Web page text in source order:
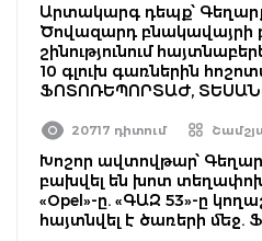
Արտակարգ դեպք՝
Ծովազարդ բնակավայրի
շինությունում
10 գլուխ գառներին
ՖՈՏՈՌԵՊՈՐՏԱԺ,
20717 դիտում
Խոշոր ավտովթար՝
բախվել են խոտ
«Opel»-ը. «ԳԱԶ 53»-ը
հայտնվել է ծառերի